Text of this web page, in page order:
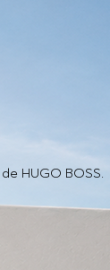
HUGO BOSS.